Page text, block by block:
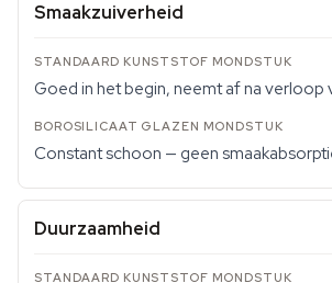
Smaakzuiverheid
Goed in het begin, neemt af na verloop
Constant schoon — geen
Duurzaamheid